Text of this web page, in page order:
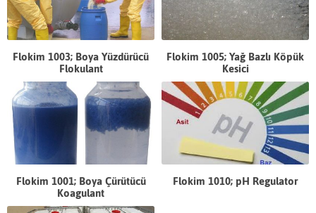
Flokim 1003; Boya Yüzdürücü
Flokulant
Flokim 1005; Yağ Bazlı Köpük
Kesici
Flokim 1001; Boya Çürütücü
Koagulant
Flokim 1010; pH Regulator